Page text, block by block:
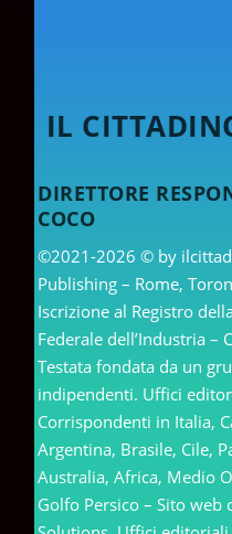
IL
DIRETTORE
COCO
©2021-2026 © by
Publishing – Rome,
Iscrizione al Registro
Federale dell’Industria –
Testata fondata da un
indipendenti. Uffici
Corrispondenti in Italia,
Argentina, Brasile, Cile,
Australia, Africa, Medio
Golfo Persico – Sito web